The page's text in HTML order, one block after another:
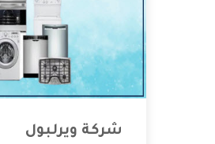
شركة ويرلبول